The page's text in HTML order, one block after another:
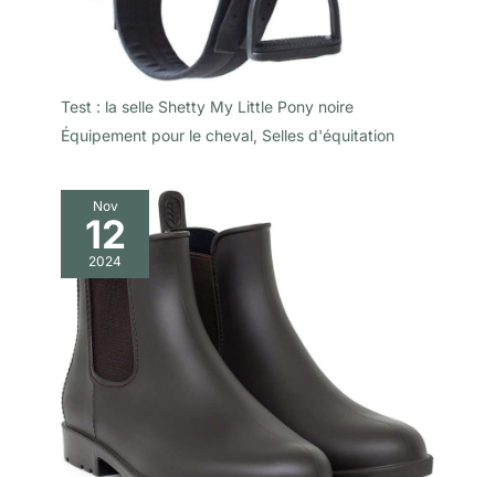
Test : la selle Shetty My Little Pony noire
Équipement pour le cheval, Selles d'équitation
Nov
12
2024